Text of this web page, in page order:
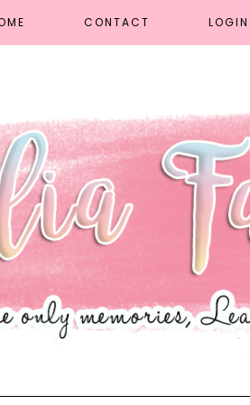
CONTACT LOGIN